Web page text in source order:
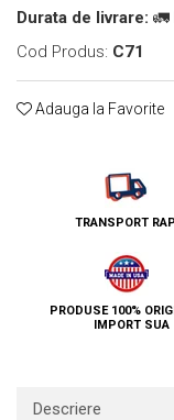
Durata de livrare: 🚛
Cod Produs: C71
Adauga la Favorite
TRANSPORT
PRODUSE 100%
IMPORT SUA
Descriere